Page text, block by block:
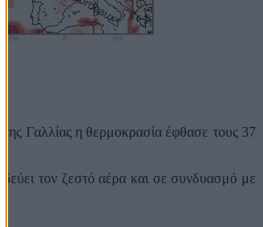
Γαλλίας η θερμοκρασία έφθασε τους 37
τον ζεστό αέρα και σε συνδυασμό με